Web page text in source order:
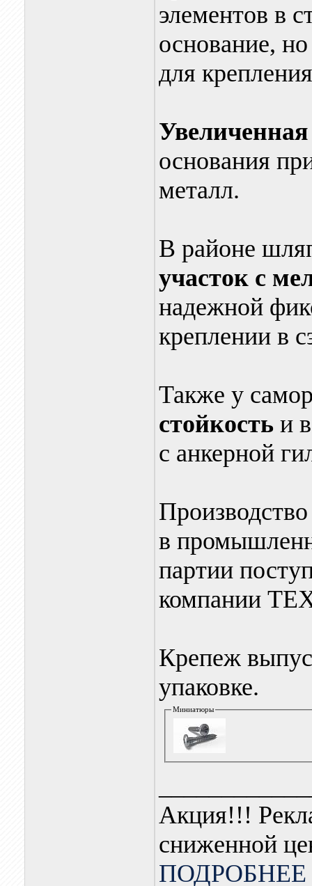
элементов в
основание,
для
Увеличенная
основания
металл.
В районе
участок с
надежной
креплении в
Также у
стойкость и
с анкерной
в
партии
компании
Крепеж
упаковке.​
Миниатюры
Акция!!!
сниженной